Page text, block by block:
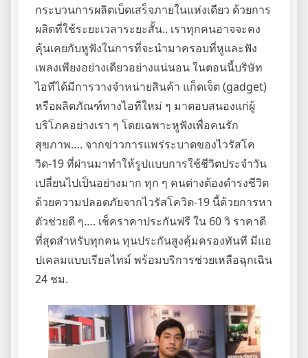
กระบวนการผลิตเบ็ดเสร็จภายในแห่งเดียว ด้วยการ
ผลิตที่ใช้ระยะเวลาระยะสั้น.. เราทุกคนอาจจะคง
คุ้นเคยกับหูฟังในการที่จะนำมาครอบที่หูและฟัง
เพลงเพียงอย่างเดียวอย่างแน่นอน ในตอนนี้บริษัท
ไอทีได้มีการวางจำหน่ายสินค้า แก็ดเจ็ต (gadget)
หรือผลิตภัณฑ์ทางไอทีใหม่ ๆ มาตอบสนองแก่ผู้
บริโภคอย่างเรา ๆ โดยเฉพาะหูฟังเพื่อคนรัก
สุขภาพ…. จากข่าวการแพร่ระบาดของไวรัสโค
วิด-19 ที่ผ่านมาทำให้รูปแบบการใช้ชีวิตประจำวัน
เปลี่ยนไปเป็นอย่างมาก ทุก ๆ คนต่างต้องดำรงชีวิต
ด้วยความปลอดภัยจากไวรัสโควิด-19 นี้ด้วยการหา
ตัวช่วยดี ๆ…. เช็คราคาประกันฟรี ใน 60 วิ ราคาดี
ที่สุดสำหรับทุกคน ทุนประกันสูงคุ้มครองทันที มีแอ
ปเคลมแบบเรียลไทม์ พร้อมบริการช่วยเหลือฉุกเฉิน
24 ชม.